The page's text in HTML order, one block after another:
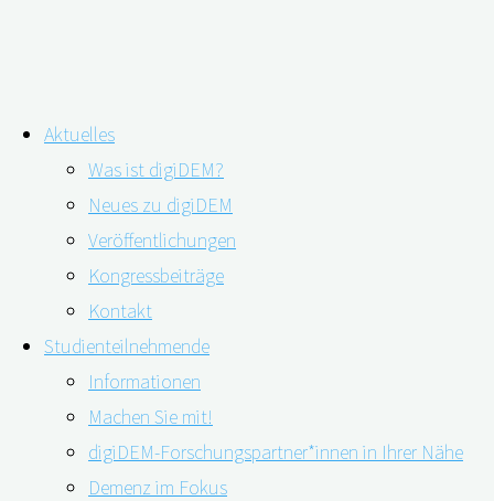
Inhalt
springen
Aktuelles
Was ist digiDEM?
Neues zu digiDEM
Veröffentlichungen
Kongressbeiträge
Kontakt
Studienteilnehmende
Informationen
Machen Sie mit!
digiDEM-Forschungspartner*innen in Ihrer Nähe
Demenz im Fokus
Schlagwort:Verbreitung
1,6 Millionen Menschen mit Demenz in
Deutschland – Anstieg verlangsamt sich
offenbar
30.06.202030.06.2020